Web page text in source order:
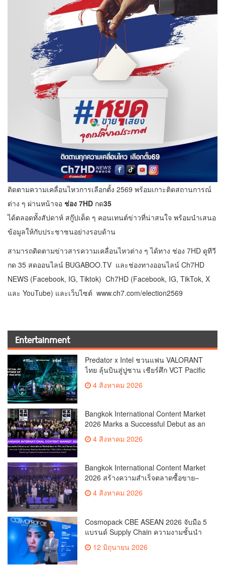
ติดตามความเคลื่อนไหวการเลือกตั้ง 2569 พร้อมเกาะติดสถานการณ์
ต่าง ๆ ผ่านหน้าจอ ช่อง 7HD กด35
ได้ตลอดทั้งสัปดาห์ สกู๊ปเด็ด ๆ คอนเทนต์ข่าวที่น่าสนใจ พร้อมนำเสนอ
ข้อมูลให้กับประชาชนอย่างรอบด้าน
สามารถติดตามข่าวสารความเคลื่อนไหวต่าง ๆ ได้ทาง ช่อง 7HD ดูทีวี
กด 35 สดออนไลน์ BUGABOO.TV และช่องทางออนไลน์ Ch7HD
NEWS (Facebook, IG, Tiktok) Ch7HD (Facebook, IG, TikTok, X
และ YouTube) และเว็บไซต์ www.ch7.com/election2569
Entertainment
Predator x Intel ชวนแฟน VALORANT
ไทย ลุ้นบินสู่ปูซาน เชียร์ศึก VCT Pacific
x Intel ชวนแฟน VALORANT ไทย ลุ้นบิน
สุดพิเศษตลอดทัวร์นาเมนต์
4 สิงหาคม 2026
Bangkok International Content Market
2026 Marks a Successful Debut as an
International Marketplace for Film and
Series Co-productionMore than 1,200
THB 2.2 Billion in Business
ValueReinforcing Thailand’s Position
4 สิงหาคม 2026
Bangkok International Content Market
2026 สร้างความสำเร็จตลาดซื้อขาย–
ร่วมผลิตคอนเทนต์ภาพยนตร์และซีรีส์
ระดับนานาชาติเกิดการเจรจาธุรกิจกว่า
ตอกย้ำไทยสู่ “Content Hub of Asia”
4 สิงหาคม 2026
Cosmopack CBE ASEAN 2026 จับมือ 5
แบรนด์ Supply Chain ความงามชั้นนำ
จำลอง “The Sunscreen Factory” ไฮไลต์
12 มิถุนายน 2026